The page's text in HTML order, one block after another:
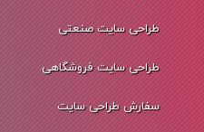
طراحی سایت صنعتی
طراحی سایت فروشگاهی
سفارش طراحی سایت